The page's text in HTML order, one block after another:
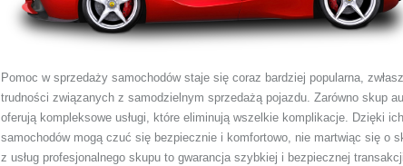
Pomoc w sprzedaży samochodów staje się coraz bardziej popularna,
trudności związanych z samodzielnym sprzedażą pojazdu. Zarówno skup
oferują kompleksowe usługi, które eliminują wszelkie komplikacje. Dzięki
samochodów mogą czuć się bezpiecznie i komfortowo, nie martwiąc się o
z usług profesjonalnego skupu to gwarancja szybkiej i bezpiecznej